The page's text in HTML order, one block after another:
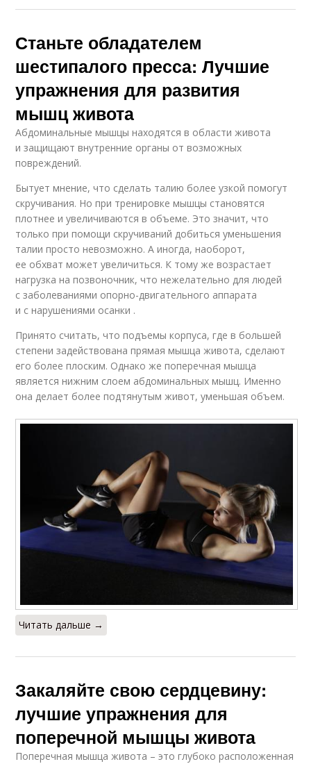
Станьте обладателем
шестипалого пресса: Лучшие
упражнения для развития
мышц живота
Абдоминальные мышцы находятся в области живота
и защищают внутренние органы от возможных
повреждений.
Бытует мнение, что сделать талию более узкой помогут
скручивания. Но при тренировке мышцы становятся
плотнее и увеличиваются в объеме. Это значит, что
только при помощи скручиваний добиться уменьшения
талии просто невозможно. А иногда, наоборот,
ее обхват может увеличиться. К тому же возрастает
нагрузка на позвоночник, что нежелательно для людей
с заболеваниями опорно-двигательного аппарата
и с нарушениями осанки .
Принято считать, что подъемы корпуса, где в большей
степени задействована прямая мышца живота, сделают
его более плоским. Однако же поперечная мышца
является нижним слоем абдоминальных мышц. Именно
она делает более подтянутым живот, уменьшая объем.
Читать дальше →
Закаляйте свою сердцевину:
лучшие упражнения для
поперечной мышцы живота
Поперечная мышца живота – это глубоко расположенная